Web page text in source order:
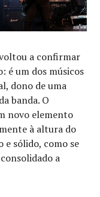
a confirmar
é um dos músicos
dono de uma
banda. O
novo elemento
à altura do
e sólido, como se
a